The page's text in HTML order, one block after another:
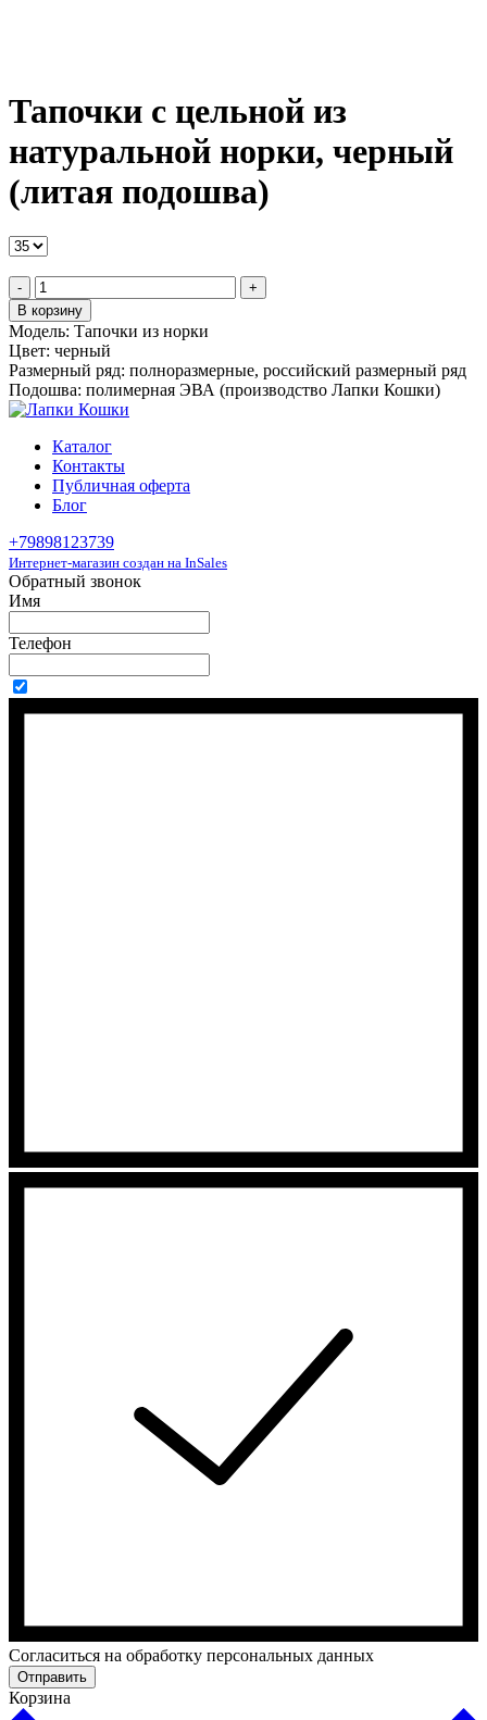
Тапочки с цельной из
натуральной норки, черный
(литая подошва)
-
+
В корзину
Модель: Тапочки из норки
Цвет: черный
Размерный ряд: полноразмерные, российский размерный ряд
Подошва: полимерная ЭВА (производство Лапки Кошки)
Каталог
Контакты
Публичная оферта
Блог
+79898123739
Интернет-магазин создан на InSales
Обратный звонок
Имя
Телефон
Cогласиться на обработку персональных данных
Отправить
Корзина